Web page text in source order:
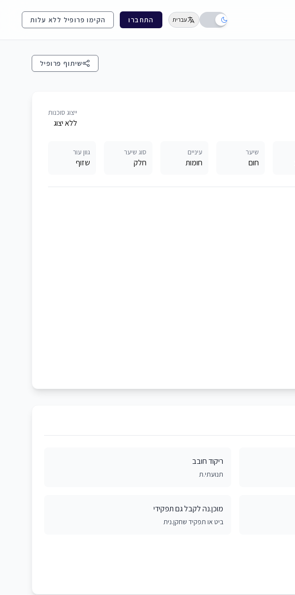
עברית התחברו הקימו פרופיל ללא עלות
שיתוף פרופיל
ייצוג סוכנות
ללא יצוג
שיער
חום
עיניים
חומות
סוג שיער
חלק
גוון עור
שזוף
ריקוד חובב
תנועתי.ת
מוכן.נה לקבל גם תפקידי
ביט או תפקיד שחקן.נית